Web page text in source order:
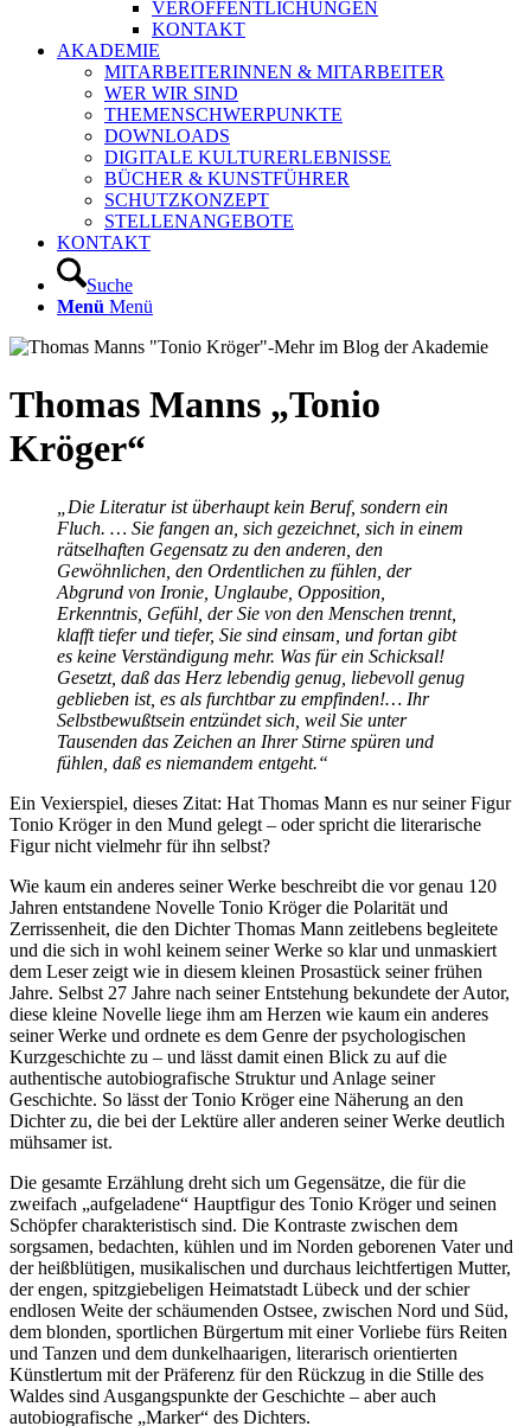
VERÖFFENTLICHUNGEN
KONTAKT
AKADEMIE
MITARBEITERINNEN & MITARBEITER
WER WIR SIND
THEMENSCHWERPUNKTE
DOWNLOADS
DIGITALE KULTURERLEBNISSE
BÜCHER & KUNSTFÜHRER
SCHUTZKONZEPT
STELLENANGEBOTE
KONTAKT
Suche
Menü Menü
Thomas Manns „Tonio
Kröger“
„Die Literatur ist überhaupt kein Beruf, sondern ein
Fluch. … Sie fangen an, sich gezeichnet, sich in einem
rätselhaften Gegensatz zu den anderen, den
Gewöhnlichen, den Ordentlichen zu fühlen, der
Abgrund von Ironie, Unglaube, Opposition,
Erkenntnis, Gefühl, der Sie von den Menschen trennt,
klafft tiefer und tiefer, Sie sind einsam, und fortan gibt
es keine Verständigung mehr. Was für ein Schicksal!
Gesetzt, daß das Herz lebendig genug, liebevoll genug
geblieben ist, es als furchtbar zu empfinden!… Ihr
Selbstbewußtsein entzündet sich, weil Sie unter
Tausenden das Zeichen an Ihrer Stirne spüren und
fühlen, daß es niemandem entgeht.“
Ein Vexierspiel, dieses Zitat: Hat Thomas Mann es nur seiner Figur
Tonio Kröger in den Mund gelegt – oder spricht die literarische
Figur nicht vielmehr für ihn selbst?
Wie kaum ein anderes seiner Werke beschreibt die vor genau 120
Jahren entstandene Novelle Tonio Kröger die Polarität und
Zerrissenheit, die den Dichter Thomas Mann zeitlebens begleitete
und die sich in wohl keinem seiner Werke so klar und unmaskiert
dem Leser zeigt wie in diesem kleinen Prosastück seiner frühen
Jahre. Selbst 27 Jahre nach seiner Entstehung bekundete der Autor,
diese kleine Novelle liege ihm am Herzen wie kaum ein anderes
seiner Werke und ordnete es dem Genre der psychologischen
Kurzgeschichte zu – und lässt damit einen Blick zu auf die
authentische autobiografische Struktur und Anlage seiner
Geschichte. So lässt der Tonio Kröger eine Näherung an den
Dichter zu, die bei der Lektüre aller anderen seiner Werke deutlich
mühsamer ist.
Die gesamte Erzählung dreht sich um Gegensätze, die für die
zweifach „aufgeladene“ Hauptfigur des Tonio Kröger und seinen
Schöpfer charakteristisch sind. Die Kontraste zwischen dem
sorgsamen, bedachten, kühlen und im Norden geborenen Vater und
der heißblütigen, musikalischen und durchaus leichtfertigen Mutter,
der engen, spitzgiebeligen Heimatstadt Lübeck und der schier
endlosen Weite der schäumenden Ostsee, zwischen Nord und Süd,
dem blonden, sportlichen Bürgertum mit einer Vorliebe fürs Reiten
und Tanzen und dem dunkelhaarigen, literarisch orientierten
Künstlertum mit der Präferenz für den Rückzug in die Stille des
Waldes sind Ausgangspunkte der Geschichte – aber auch
autobiografische „Marker“ des Dichters.